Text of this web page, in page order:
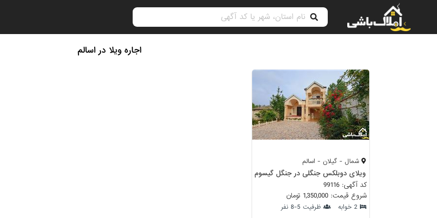
اجاره ویلا در اسالم
شمال - گیلان - اسالم
ویلای دوبلکس جنگلی در جنگل گیسوم
کد آگهی: 99116
شروع قیمت: 1,350,000 تومان
2 خوابه ظرفیت 5-8 نفر